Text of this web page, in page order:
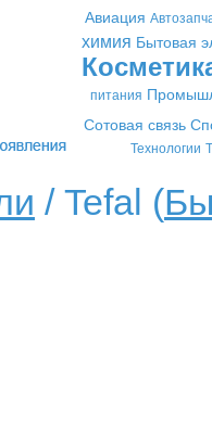
Авиация
химия Бытовая
питания
Сотовая связь
Технологии
/ Tefal (